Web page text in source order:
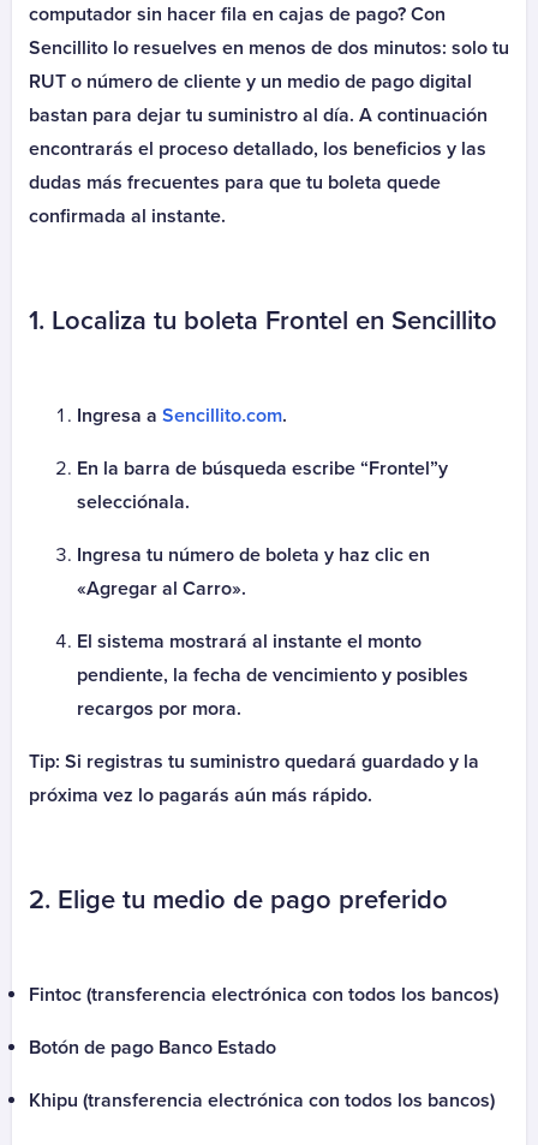
Autopase Autopista Central
Autopista Vespucio Oriente (AVO)
Costanera Norte
Nogales Puchuncavi (Ex Canopsa)
Puente Industrial
Total Autopistas - TAG
Cementerio
Parque Canaán Mantención
Parque del Recuerdo
Parque del Recuerdo Crédito
Parque del Sendero
Parque del Sendero Mantención
Parque del Sendero Mensualidad
Parque El Manantial
Parque El Manantial Cuota
Parque El Prado
Parque El Prado Cuota
Parque La Foresta Cuota
Parque Santiago Cuota
Parque Santiago Mantención
Parques de Chile - Rut
computador sin hacer fila en cajas de pago? Con
Sencillito lo resuelves en menos de dos minutos: solo tu
RUT o número de cliente y un medio de pago digital
bastan para dejar tu suministro al día. A continuación
encontrarás el proceso detallado, los beneficios y las
dudas más frecuentes para que tu boleta quede
confirmada al instante.
1. Localiza tu boleta Frontel en Sencillito
Ingresa a Sencillito.com.
En la barra de búsqueda escribe “Frontel”y
selecciónala.
Ingresa tu número de boleta y haz clic en
«Agregar al Carro».
El sistema mostrará al instante el monto
pendiente, la fecha de vencimiento y posibles
recargos por mora.
Tip: Si registras tu suministro quedará guardado y la
próxima vez lo pagarás aún más rápido.
2. Elige tu medio de pago preferido
Fintoc (transferencia electrónica con todos los bancos)
Botón de pago Banco Estado
Khipu (transferencia electrónica con todos los bancos)